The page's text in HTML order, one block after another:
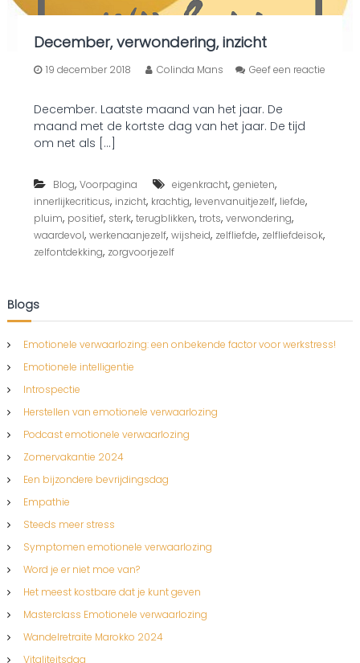
December, verwondering, inzicht
19 december 2018 Colinda Mans
Geef een reactie
D
e
c
b
e
r
v
e
o
n
e
i
n
,
i
z
h
December. Laatste maand van het jaar. De
maand met de kortste dag van het jaar. De tijd
om net als […]
Blog, Voorpagina eigenkracht, genieten,
innerlijkecriticus, inzicht, krachtig, levenvanuitjezelf, liefde,
pluim, positief, sterk, terugblikken, trots, verwondering,
waardevol, werkenaanjezelf, wijsheid, zelfliefde, zelfliefdeisok,
zelfontdekking, zorgvoorjezelf
Blogs
Emotionele verwaarlozing: een onbekende factor voor werkstress!
Emotionele intelligentie
Introspectie
Herstellen van emotionele verwaarlozing
Podcast emotionele verwaarlozing
Zomervakantie 2024
Een bijzondere bevrijdingsdag
Empathie
Steeds meer stress
Symptomen emotionele verwaarlozing
Word je er niet moe van?
Het meest kostbare dat je kunt geven
Masterclass Emotionele verwaarlozing
Wandelretraite Marokko 2024
Vitaliteitsdag